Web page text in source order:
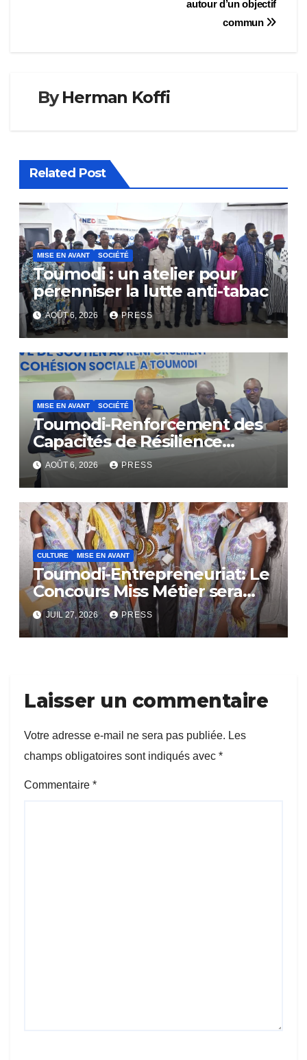
autour d’un objectif
commun
ByHerman Koffi
Related Post
MISE EN AVANT SOCIÉTÉ
Toumodi : un atelier pour
pérenniser la lutte anti-tabac
AOÛT 6, 2026 PRESS
MISE EN AVANT SOCIÉTÉ
Toumodi-Renforcement des
Capacités de Résilience
Communautaire
AOÛT 6, 2026 PRESS
CULTURE MISE EN AVANT
Toumodi-Entrepreneuriat: Le
Concours Miss Métier sera
bientôt lance.
JUIL 27, 2026 PRESS
Laisser un commentaire
Votre adresse e-mail ne sera pas publiée. Les
champs obligatoires sont indiqués avec *
Commentaire *